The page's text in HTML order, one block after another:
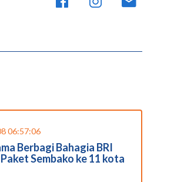
06:57:06
Berbagi Bahagia BRI
Sembako ke 11 kota